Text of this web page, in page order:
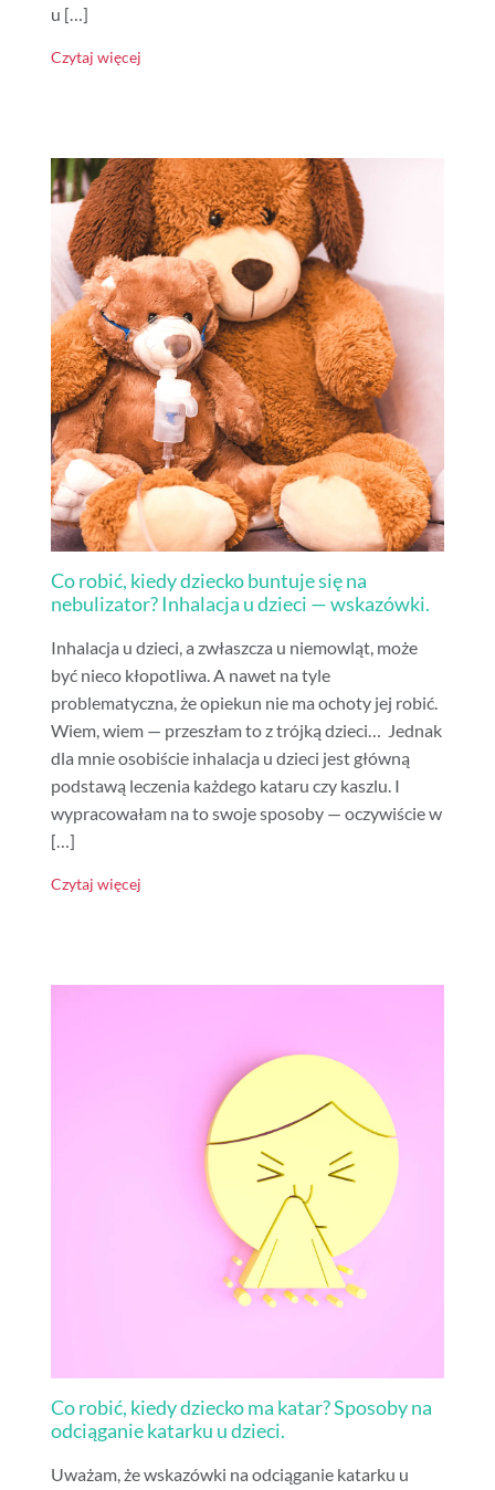
u […]
Czytaj więcej
Co robić, kiedy dziecko buntuje się na
nebulizator? Inhalacja u dzieci — wskazówki.
Inhalacja u dzieci, a zwłaszcza u niemowląt, może
być nieco kłopotliwa. A nawet na tyle
problematyczna, że opiekun nie ma ochoty jej robić.
Wiem, wiem — przeszłam to z trójką dzieci… Jednak
dla mnie osobiście inhalacja u dzieci jest główną
podstawą leczenia każdego kataru czy kaszlu. I
wypracowałam na to swoje sposoby — oczywiście w
[…]
Czytaj więcej
Co robić, kiedy dziecko ma katar? Sposoby na
odciąganie katarku u dzieci.
Uważam, że wskazówki na odciąganie katarku u